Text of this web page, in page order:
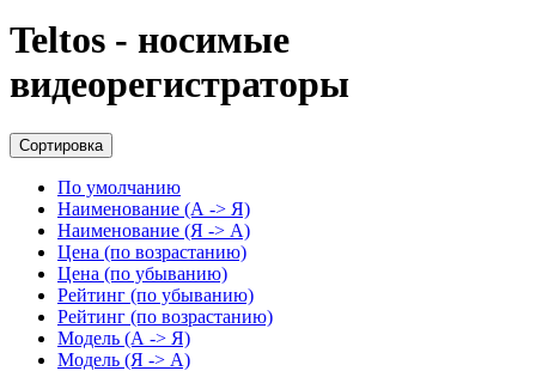
Teltos - носимые
видеорегистраторы
Сортировка
По умолчанию
Наименование (А -> Я)
Наименование (Я -> А)
Цена (по возрастанию)
Цена (по убыванию)
Рейтинг (по убыванию)
Рейтинг (по возрастанию)
Модель (А -> Я)
Модель (Я -> А)